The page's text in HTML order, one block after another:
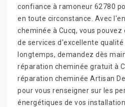
confiance à ramoneur 62780
en toute circonstance. Avec
cheminée à Cucq, vous
de services d'excellente qualité
longtemps, demandez dès
réparation cheminée gratuit à
réparation cheminée Artisan
pour vous renseigner sur les
énergétiques de vos